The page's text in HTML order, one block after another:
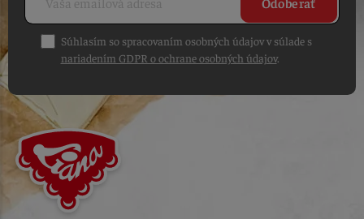
Súhlasím so spracovaním osobných údajov v súlade s
nariadením GDPR o ochrane osobných údajov.